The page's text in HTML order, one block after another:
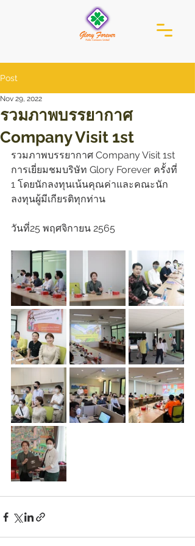
Post
รวมภาพบรรยากาศ
Company Visit 1st
Nov 29, 2022
รวมภาพบรรยากาศ Company Visit 1st
การเยี่ยมชมบริษัท Glory Forever ครั้งที่
1 โดยนักลงทุนเน้นคุณค่าและคณะนัก
ลงทุนผู้มีเกียรติทุกท่าน
วันที่25 พฤศจิกายน 2565